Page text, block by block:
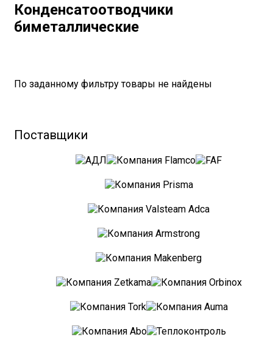
Конденсатоотводчики
биметаллические
По заданному фильтру товары не найдены
Поставщики